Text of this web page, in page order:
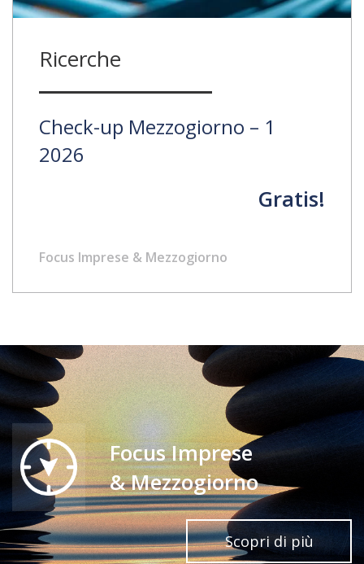
Ricerche
Check-up Mezzogiorno – 1
2026
Focus Imprese & Mezzogiorno
Gratis!
Focus Imprese
& Mezzogiorno
Scopri di più